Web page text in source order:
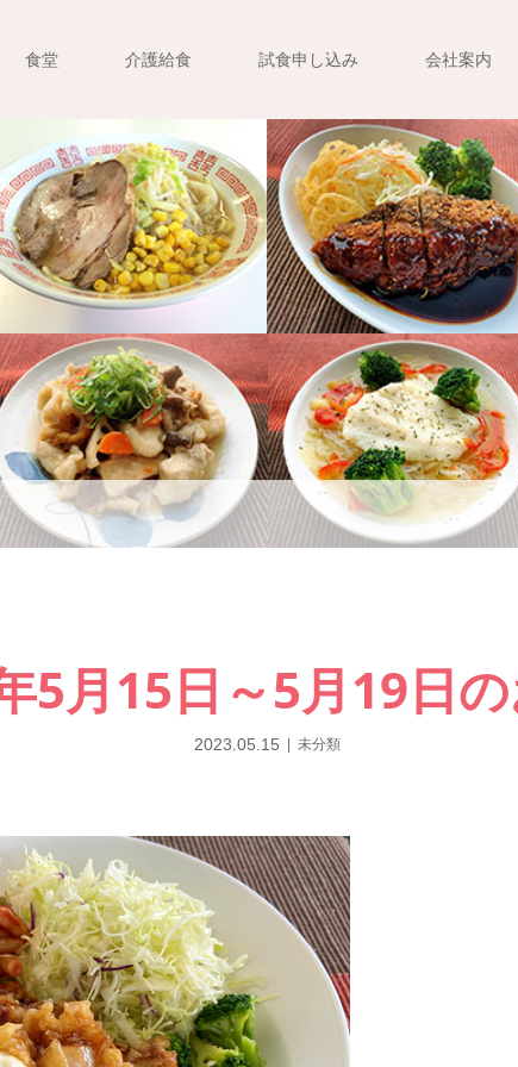
食堂 介護給食 試食申し込み 会社案内
5月15日～5月19日
2023.05.15 未分類